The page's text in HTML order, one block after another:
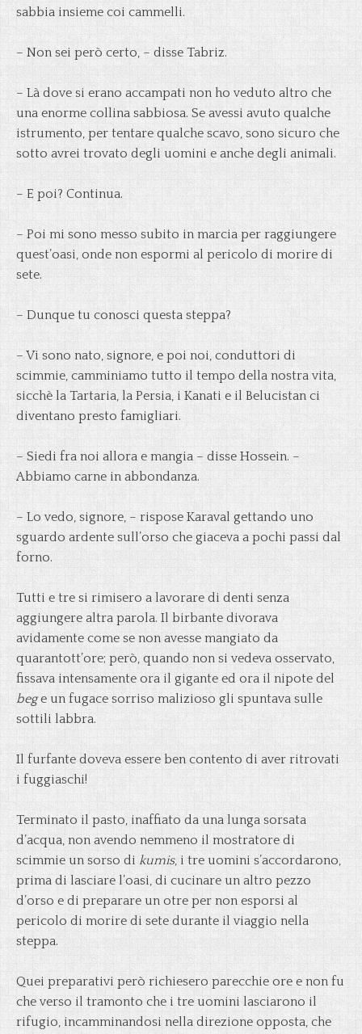
sabbia insieme coi cammelli.
– Non sei però certo, – disse Tabriz.
– Là dove si erano accampati non ho veduto altro che
una enorme collina sabbiosa. Se avessi avuto qualche
istrumento, per tentare qualche scavo, sono sicuro che
sotto avrei trovato degli uomini e anche degli animali.
– E poi? Continua.
– Poi mi sono messo subito in marcia per raggiungere
quest’oasi, onde non espormi al pericolo di morire di
sete.
– Dunque tu conosci questa steppa?
– Vi sono nato, signore, e poi noi, conduttori di
scimmie, camminiamo tutto il tempo della nostra vita,
sicchè la Tartaria, la Persia, i Kanati e il Belucistan ci
diventano presto famigliari.
– Siedi fra noi allora e mangia – disse Hossein. –
Abbiamo carne in abbondanza.
– Lo vedo, signore, – rispose Karaval gettando uno
sguardo ardente sull’orso che giaceva a pochi passi dal
forno.
Tutti e tre si rimisero a lavorare di denti senza
aggiungere altra parola. Il birbante divorava
avidamente come se non avesse mangiato da
quarantott’ore; però, quando non si vedeva osservato,
fissava intensamente ora il gigante ed ora il nipote del
bege un fugace sorriso malizioso gli spuntava sulle
sottili labbra.
Il furfante doveva essere ben contento di aver ritrovati
i fuggiaschi!
Terminato il pasto, inaffiato da una lunga sorsata
d’acqua, non avendo nemmeno il mostratore di
scimmie un sorso di kumis, i tre uomini s’accordarono,
prima di lasciare l’oasi, di cucinare un altro pezzo
d’orso e di preparare un otre per non esporsi al
pericolo di morire di sete durante il viaggio nella
steppa.
Quei preparativi però richiesero parecchie ore e non fu
che verso il tramonto che i tre uomini lasciarono il
rifugio, incamminandosi nella direzione opposta, che